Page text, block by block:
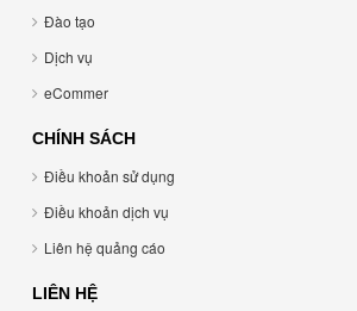
Đào tạo
Dịch vụ
eCommer
CHÍNH SÁCH
Điều khoản sử dụng
Điều khoản dịch vụ
Liên hệ quảng cáo
LIÊN HỆ